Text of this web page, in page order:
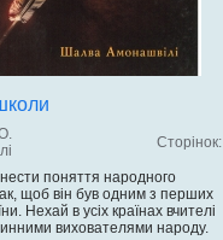
Сторінок:
поняття народного
щоб він був одним з перших
Нехай в усіх країнах вчителі
вихователями народу.